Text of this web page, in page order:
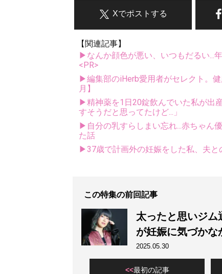
Xでポストする
【関連記事】
▶なんか顔色が悪い、いつもだるい...
<PR>
▶編集部のiHerb愛用者がセレクト。
月】
▶精神薬を1日20錠飲んでいた私が出
すそうだと思ってたけど...」
▶自分の乳すらしまい忘れ...赤ちゃん
た話
▶37歳で計画外の妊娠をした私、夫と
この特集の前回記事
太ったと思いジ
が妊娠に気づかな
2025.05.30
最初の記事